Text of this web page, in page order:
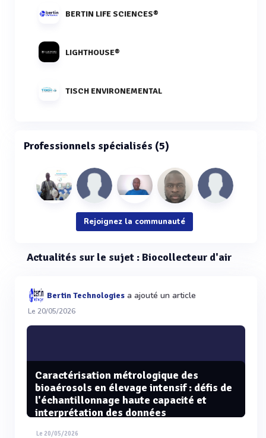
BERTIN LIFE SCIENCES®
LIGHTHOUSE®
TISCH ENVIRONEMENTAL
Professionnels spécialisés (5)
Rejoignez la communauté
Actualités sur le sujet : Biocollecteur d'air
Bertin Technologies a ajouté un article
Le 20/05/2026
Le 20/05/2026